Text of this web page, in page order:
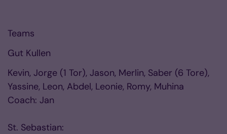
Teams
Gut Kullen
Kevin, Jorge (1 Tor), Jason, Merlin, Saber (6 Tore),
Yassine, Leon, Abdel, Leonie, Romy, Muhina
Coach: Jan
St. Sebastian: